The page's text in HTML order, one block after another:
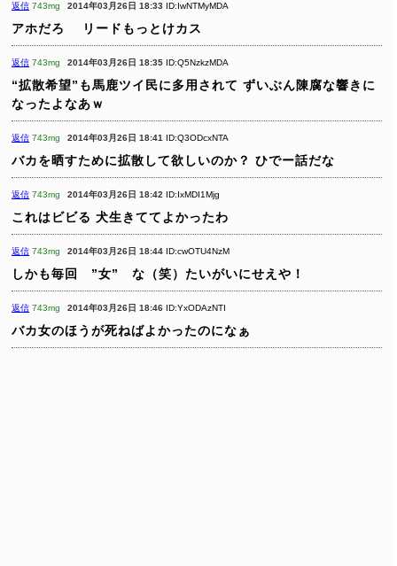
返信 743mg 2014年03月26日 18:33 ID:IwNTMyMDA
アホだろ リードもっとけカス
返信 743mg 2014年03月26日 18:35 ID:Q5NzkzMDA
“拡散希望”も馬鹿ツイ民に多用されて ずいぶん陳腐な響きに
なったよなあｗ
返信 743mg 2014年03月26日 18:41 ID:Q3ODcxNTA
バカを晒すために拡散して欲しいのか？ ひでー話だな
返信 743mg 2014年03月26日 18:42 ID:IxMDI1Mjg
これはビビる 犬生きててよかったわ
返信 743mg 2014年03月26日 18:44 ID:cwOTU4NzM
しかも毎回 ”女” な（笑）たいがいにせえや！
返信 743mg 2014年03月26日 18:46 ID:YxODAzNTI
バカ女のほうが死ねばよかったのになぁ